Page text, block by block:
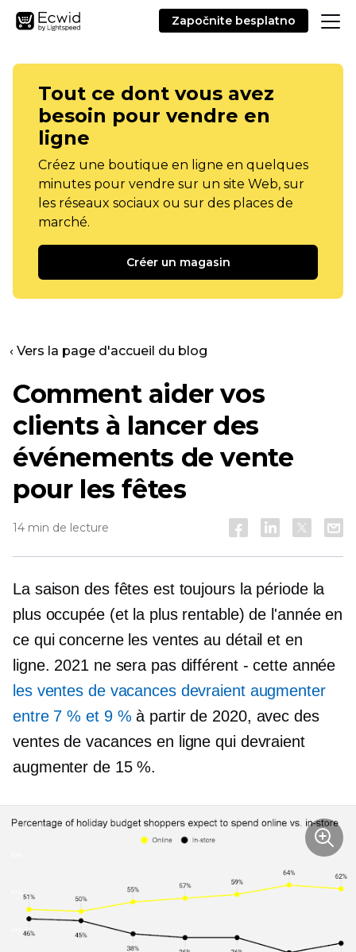
Započnite besplatno
Tout ce dont vous avez
besoin pour vendre en
ligne
Créez une boutique en ligne en quelques
minutes pour vendre sur un site Web, sur
les réseaux sociaux ou sur des places de
marché.
Créer un magasin
‹ Vers la page d'accueil du blog
Comment aider vos
clients à lancer des
événements de vente
pour les fêtes
14 min de lecture
La saison des fêtes est toujours la période la
plus occupée (et la plus rentable) de l'année en
ce qui concerne les ventes au détail et en
ligne. 2021 ne sera pas différent - cette année
les ventes de vacances devraient augmenter
entre 7 % et 9 % à partir de 2020, avec des
ventes de vacances en ligne qui devraient
augmenter de 15 %.